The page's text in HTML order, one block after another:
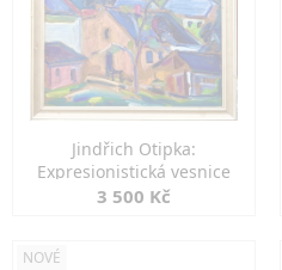
Jindřich Otipka:
Expresionistická vesnice
3 500 Kč
NOVÉ